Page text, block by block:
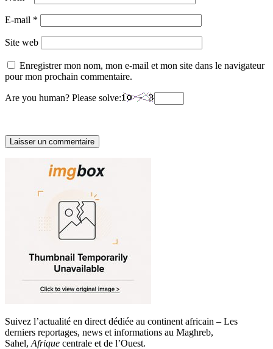
E-mail *
Site web
Enregistrer mon nom, mon e-mail et mon site dans le navigateur
pour mon prochain commentaire.
Are you human? Please solve:
Suivez l’actualité en direct dédiée au continent africain – Les
derniers reportages, news et informations au Maghreb,
Sahel, Afrique centrale et de l’Ouest.